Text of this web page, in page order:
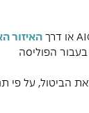
האיזור
על פי